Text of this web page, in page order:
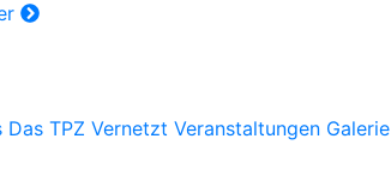
Das TPZ Vernetzt Veranstaltungen Galerie